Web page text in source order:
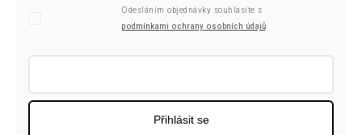
Odesláním objednávky souhlasíte s
podmínkami ochrany osobních údajů
Přihlásit se